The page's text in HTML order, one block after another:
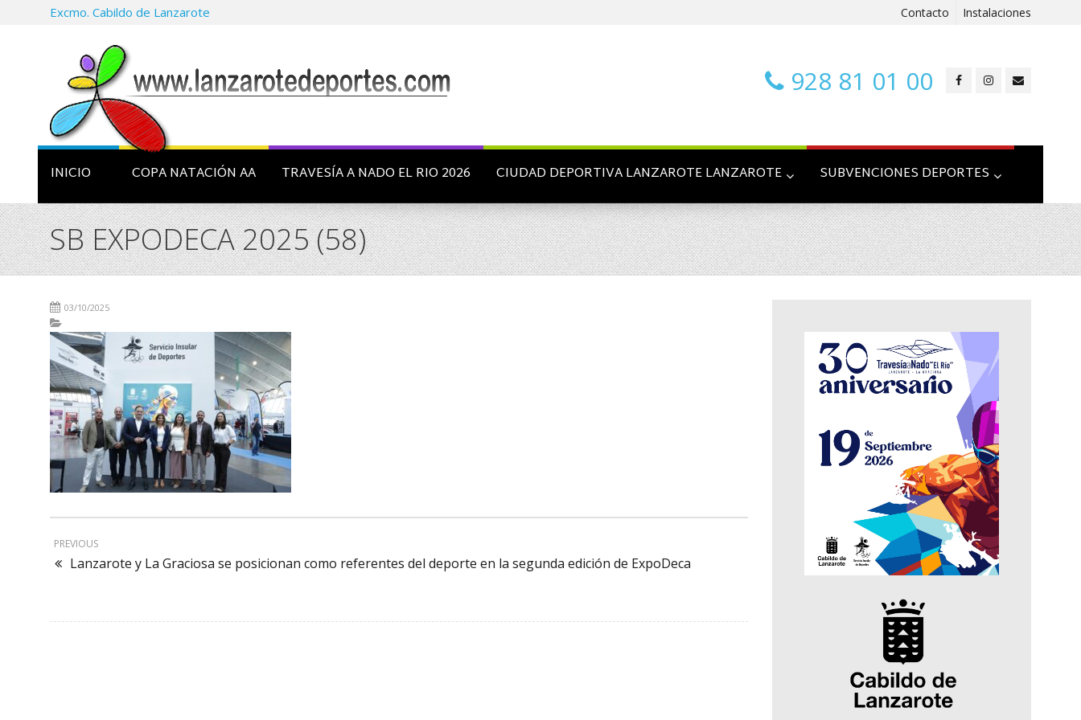
Excmo. Cabildo de Lanzarote Contacto Instalaciones
928 81 01 00
INICIO COPA NATACIÓN AA TRAVESÍA A NADO EL RIO 2026 CIUDAD DEPORTIVA LANZAROTE LANZAROTE SUBVENCIONES DEPORTES
SB EXPODECA 2025 (58)
03/10/2025
PREVIOUS
Lanzarote y La Graciosa se posicionan como referentes del deporte en la segunda edición de ExpoDeca